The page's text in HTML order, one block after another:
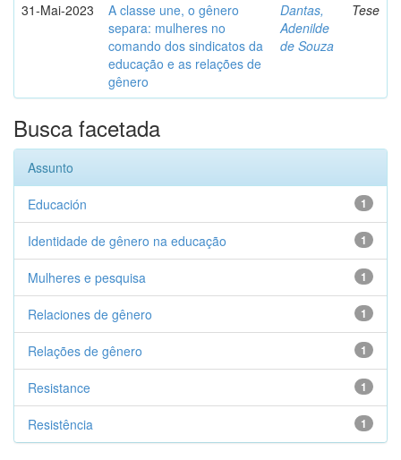
31-Mai-2023
A classe une, o gênero
separa: mulheres no
comando dos sindicatos da
educação e as relações de
gênero
Dantas,
Adenilde
de Souza
Tese
Busca facetada
Assunto
1
Educación
1
Identidade de gênero na educação
1
Mulheres e pesquisa
1
Relaciones de gênero
1
Relações de gênero
1
Resistance
1
Resistência